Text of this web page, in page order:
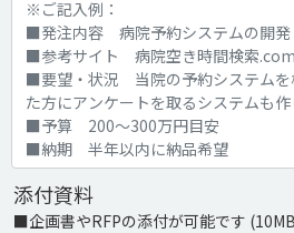
添付資料
■企画書やRFPの添付が可能です